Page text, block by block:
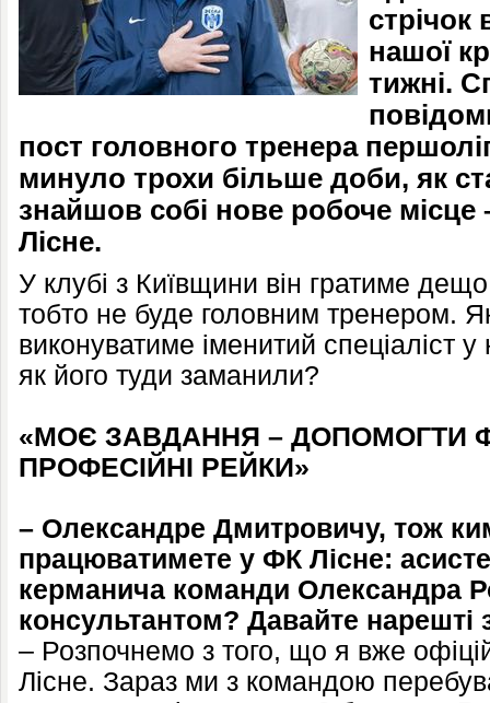
стрічок
нашої
тижні.
пост головного тренера
минуло трохи більше доби, як
знайшов собі нове робоче
Лісне.
У клубі з Київщини він гратиме
тобто не буде головним тренером.
виконуватиме іменитий спеціаліст
як його туди заманили?
«МОЄ ЗАВДАННЯ – ДОПОМОГТИ
ПРОФЕСІЙНІ РЕЙКИ»
– Олександре Дмитровичу, тож
працюватимете у ФК Лісне:
керманича команди Олександра
консультантом? Давайте нарешті
– Розпочнемо з того, що я вже
Лісне. Зараз ми з командою